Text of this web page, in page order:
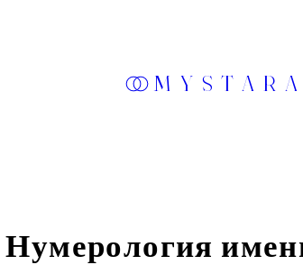
MYSTARA
Нумерология